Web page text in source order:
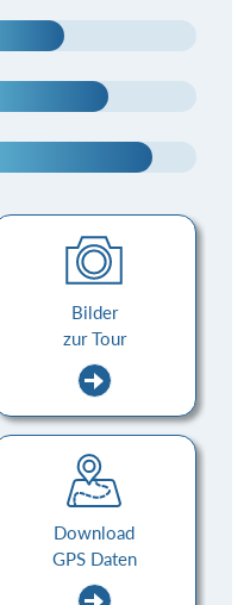
Bilder
zur Tour
Download
GPS Daten